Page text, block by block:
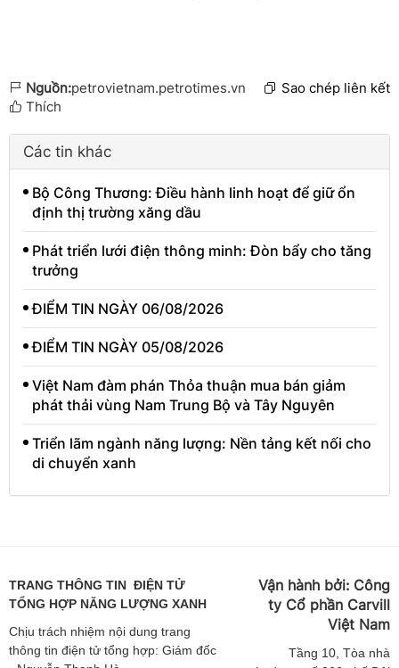
Nguồn:petrovietnam.petrotimes.vn
Sao chép liên kết
Thích
Các tin khác
Bộ Công Thương: Điều hành linh hoạt để giữ ổn
định thị trường xăng dầu
Phát triển lưới điện thông minh: Đòn bẩy cho tăng
trưởng
ĐIỂM TIN NGÀY 06/08/2026
ĐIỂM TIN NGÀY 05/08/2026
Việt Nam đàm phán Thỏa thuận mua bán giảm
phát thải vùng Nam Trung Bộ và Tây Nguyên
Triển lãm ngành năng lượng: Nền tảng kết nối cho
di chuyển xanh
TRANG THÔNG TIN ĐIỆN TỬ
TỔNG HỢP NĂNG LƯỢNG XANH
Chịu trách nhiệm nội dung trang
thông tin điện tử tổng hợp: Giám đốc
Vận hành bởi: Công
ty Cổ phần Carvill
Việt Nam
Tầng 10, Tòa nhà